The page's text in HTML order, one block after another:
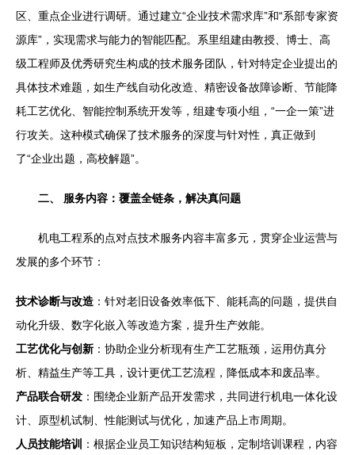
区、重点企业进行调研。通过建立“企业技术需求库”和“系部专家资
源库”，实现需求与能力的智能匹配。系里组建由教授、博士、高
级工程师及优秀研究生构成的技术服务团队，针对特定企业提出的
具体技术难题，如生产线自动化改造、精密设备故障诊断、节能降
耗工艺优化、智能控制系统开发等，组建专项小组，“一企一策”进
行攻关。这种模式确保了技术服务的深度与针对性，真正做到
了“企业出题，高校解题”。
二、 服务内容：覆盖全链条，解决真问题
机电工程系的点对点技术服务内容丰富多元，贯穿企业运营与
发展的多个环节：
技术诊断与改造 ：针对老旧设备效率低下、能耗高的问题，提供自
动化升级、数字化嵌入等改造方案，提升生产效能。
工艺优化与创新 ：协助企业分析现有生产工艺瓶颈，运用仿真分
析、精益生产等工具，设计更优工艺流程，降低成本和废品率。
产品联合研发 ：围绕企业新产品开发需求，共同进行机电一体化设
计、原型机试制、性能测试与优化，加速产品上市周期。
人员技能培训
：根据企业员工知识结构短板，定制培训课程，内容